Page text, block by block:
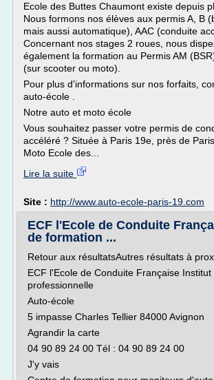
Ecole des Buttes Chaumont existe depuis
Nous formons nos élèves aux permis A, B
mais aussi automatique), AAC (conduite
Concernant nos stages 2 roues, nous
également la formation au Permis AM
(sur scooter ou moto).
Pour plus d'informations sur nos forfaits,
auto-école .
Notre auto et moto école
Vous souhaitez passer votre permis de
accéléré ? Située à Paris 19e, près de
Moto Ecole des...
Lire la suite
Site : http://www.auto-ecole-paris-19.com
ECF l'Ecole de Conduite
de formation ...
Retour aux résultatsAutres résultats à
ECF l'Ecole de Conduite Française
professionnelle
Auto-école
5 impasse Charles Tellier 84000 Avignon
Agrandir la carte
04 90 89 24 00 Tél : 04 90 89 24 00
J'y vais